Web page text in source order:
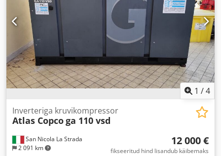
1 /4
San Nicola La Strada
2 091 km
Inverteriga kruvikompressor
Atlas Copcoga 110 vsd
12 000 €
fikseeritud hind lisandub käibemaks